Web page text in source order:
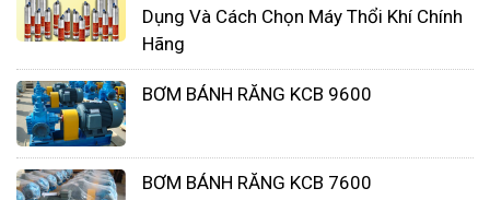
việc lựa chọn và sử dụng máy bơm phù hợp với độ
nhớt của chất lỏng là rất quan trọng.
Dụng Và Cách Chọn Máy Thổi Khí Chính
Hãng
BƠM BÁNH RĂNG KCB 9600
BƠM BÁNH RĂNG KCB 7600